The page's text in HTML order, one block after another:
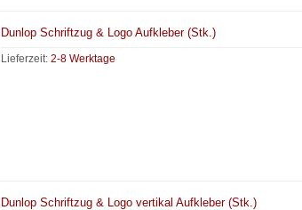
Dunlop Schriftzug & Logo Aufkleber (Stk.)
Lieferzeit:2-8 Werktage
Dunlop Schriftzug & Logo vertikal Aufkleber (Stk.)